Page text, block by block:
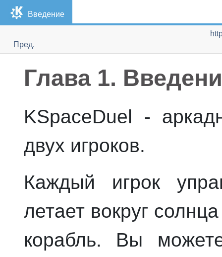
Введение
Пред.
Глава 1.
KSpaceDuel -
двух игроков.
Каждый игрок
летает вокруг
корабль. Вы